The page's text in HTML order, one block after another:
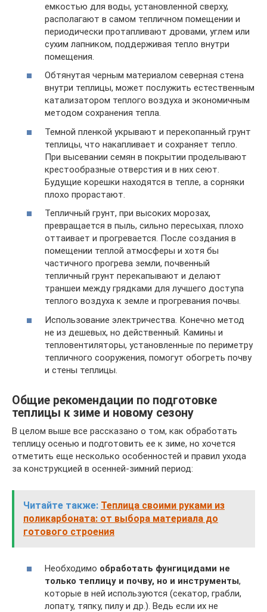
емкостью для воды, установленной сверху,
располагают в самом тепличном помещении и
периодически протапливают дровами, углем или
сухим лапником, поддерживая тепло внутри
помещения.
Обтянутая черным материалом северная стена
внутри теплицы, может послужить естественным
катализатором теплого воздуха и экономичным
методом сохранения тепла.
Темной пленкой укрывают и перекопанный грунт
теплицы, что накапливает и сохраняет тепло.
При высевании семян в покрытии проделывают
крестообразные отверстия и в них сеют.
Будущие корешки находятся в тепле, а сорняки
плохо прорастают.
Тепличный грунт, при высоких морозах,
превращается в пыль, сильно пересыхая, плохо
оттаивает и прогревается. После создания в
помещении теплой атмосферы и хотя бы
частичного прогрева земли, почвенный
тепличный грунт перекапывают и делают
траншеи между грядками для лучшего доступа
теплого воздуха к земле и прогревания почвы.
Использование электричества. Конечно метод
не из дешевых, но действенный. Камины и
тепловентиляторы, установленные по периметру
тепличного сооружения, помогут обогреть почву
и стены теплицы.
Общие рекомендации по подготовке
теплицы к зиме и новому сезону
В целом выше все рассказано о том, как обработать
теплицу осенью и подготовить ее к зиме, но хочется
отметить еще несколько особенностей и правил ухода
за конструкцией в осенней-зимний период:
Читайте также: Теплица своими руками из
поликарбоната: от выбора материала до
готового строения
Необходимо обработать фунгицидами не
только теплицу и почву, но и инструменты,
которые в ней используются (секатор, грабли,
лопату, тяпку, пилу и др.). Ведь если их не